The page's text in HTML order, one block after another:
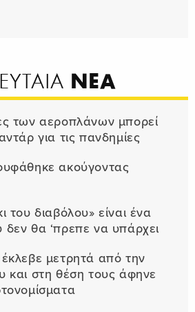
ΝΕΑ
των αεροπλάνων μπορεί
για τις πανδημίες
ακούγοντας
του διαβόλου» είναι ένα
θα ‘πρεπε να υπάρχει
μετρητά από την
και στη θέση τους άφηνε